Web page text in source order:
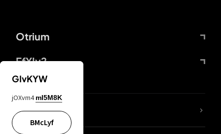
Otrium
FfYIy2
Lj7sBL
GIvKYW
jOXvm4 mI5M8K
BMcLyf